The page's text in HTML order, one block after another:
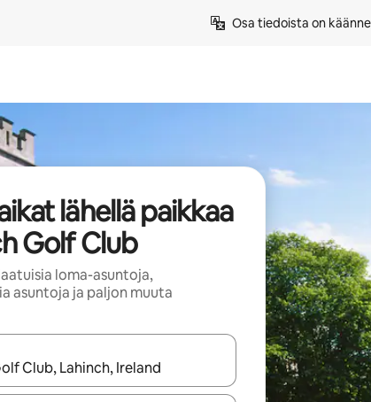
Osa tiedoista on
lähellä paikkaa
Golf Club
loma-asuntoja,
asuntoja ja paljon muuta
ovat saatavilla, navigoi ylös- ja alas-nuolinäppäimillä tai